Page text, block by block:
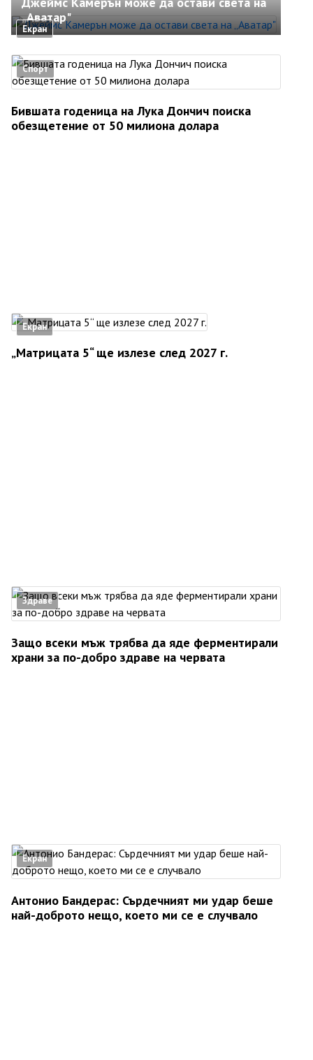
Екран
„Аватар"
Спорт
Бившата годеница на Лука Дончич поиска
обезщетение от 50 милиона долара
Екран
„Матрицата 5“ ще излезе след 2027 г.
Здраве
Защо всеки мъж трябва да яде ферментирали
храни за по-добро здраве на червата
Екран
Антонио Бандерас: Сърдечният ми удар беше
най-доброто нещо, което ми се е случвало